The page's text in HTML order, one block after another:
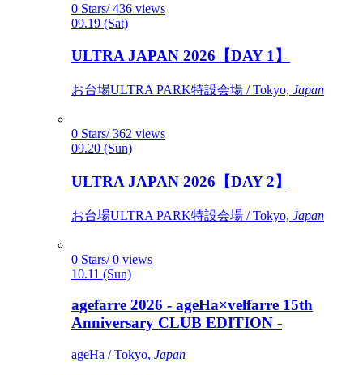
0 Stars/ 436 views
09.19 (Sat)
ULTRA JAPAN 2026【DAY 1】
お台場ULTRA PARK特設会場 / Tokyo, Japan
0 Stars/ 362 views
09.20 (Sun)
ULTRA JAPAN 2026【DAY 2】
お台場ULTRA PARK特設会場 / Tokyo, Japan
0 Stars/ 0 views
10.11 (Sun)
agefarre 2026 - ageHa×velfarre 15th
Anniversary CLUB EDITION -
ageHa / Tokyo, Japan